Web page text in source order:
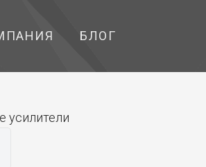
БЛОГ
усилители